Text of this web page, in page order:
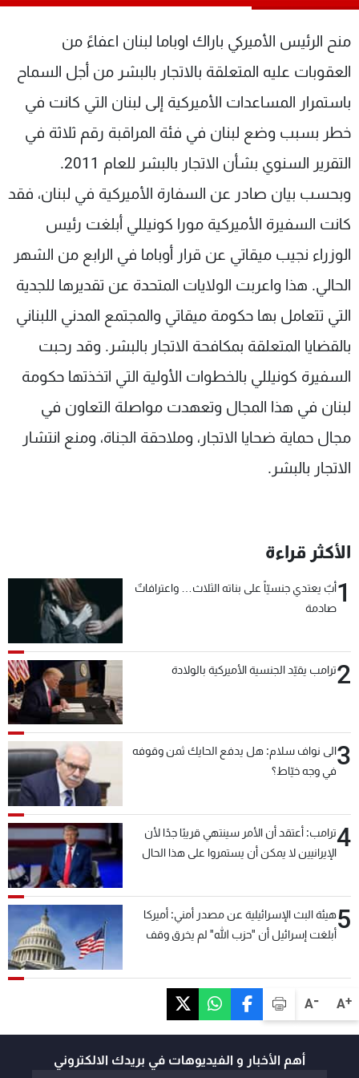
A+
A-
منح الرئيس الأميركي باراك اوباما لبنان اعفاءً من
العقوبات عليه المتعلقة بالاتجار بالبشر من أجل السماح
باستمرار المساعدات الأميركية إلى لبنان التي كانت في
خطر بسبب وضع لبنان في فئة المراقبة رقم ثلاثة في
التقرير السنوي بشأن الاتجار بالبشر للعام 2011.
وبحسب بيان صادر عن السفارة الأميركية في لبنان، فقد
كانت السفيرة الأميركية مورا كونيللي أبلغت رئيس
الوزراء نجيب ميقاتي عن قرار أوباما في الرابع من الشهر
الحالي. هذا واعربت الولايات المتحدة عن تقديرها للجدية
التي تتعامل بها حكومة ميقاتي والمجتمع المدني اللبناني
بالقضايا المتعلقة بمكافحة الاتجار بالبشر. وقد رحبت
السفيرة كونيللي بالخطوات الأولية التي اتخذتها حكومة
لبنان في هذا المجال وتعهدت مواصلة التعاون في
مجال حماية ضحايا الاتجار، وملاحقة الجناة، ومنع انتشار
الاتجار بالبشر.
الأكثر قراءة
1أبٌ يعتدي جنسيّاً على بناته الثلاث… واعترافاتٌ
صادمة
2ترامب يقيّد الجنسية الأميركية بالولادة
3الى نواف سلام: هل يدفع الحايك ثمن وقوفه
في وجه خيّاط؟
4ترامب: أعتقد أن الأمر سينتهي قريبًا جدًا لأن
الإيرانيين لا يمكن أن يستمروا على هذا الحال
5هيئة البث الإسرائيلية عن مصدر أمني: أميركا
أبلغت إسرائيل أن "حزب الله" لم يخرق وقف
أهم الأخبار و الفيديوهات في بريدك الالكتروني
الترددات
الإنـتـاج
لاعلاناتكم
تواصل معنا
شروط الإسـتخدام
سياسة الخصوصية